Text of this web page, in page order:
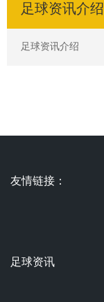
足球资讯介绍
足球资讯介绍
友情链接：
足球资讯